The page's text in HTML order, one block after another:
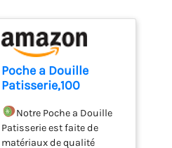
Poche a Douille
Patisserie,100
Jetables, Poches à
Douille
Professionnelles,
Notre Poche a Douille
Patisserie est faite de
matériaux de qualité